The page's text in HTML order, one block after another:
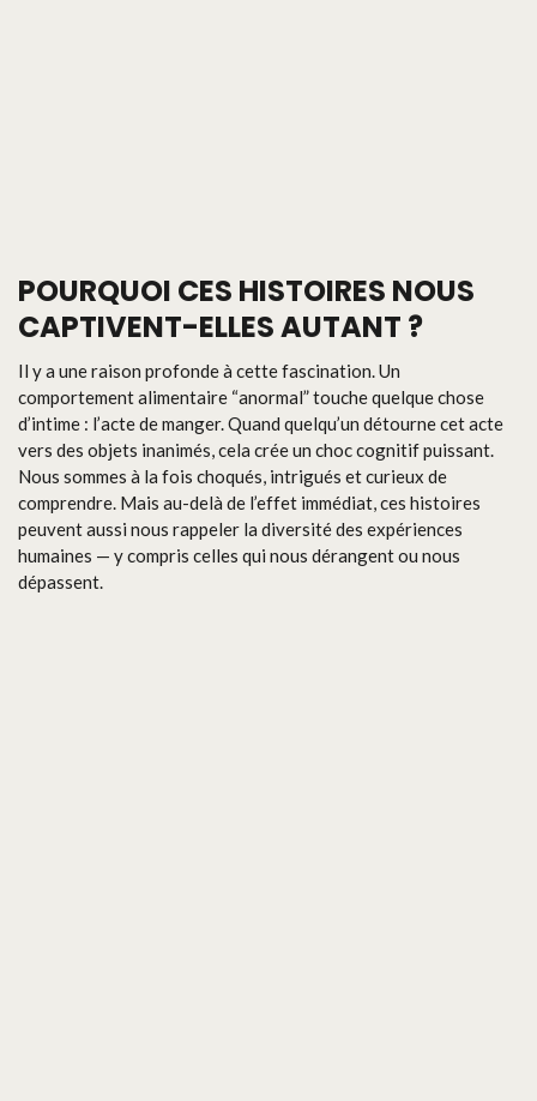
POURQUOI CES HISTOIRES NOUS
CAPTIVENT-ELLES AUTANT ?
Il y a une raison profonde à cette fascination. Un
comportement alimentaire “anormal” touche quelque chose
d’intime : l’acte de manger. Quand quelqu’un détourne cet acte
vers des objets inanimés, cela crée un choc cognitif puissant.
Nous sommes à la fois choqués, intrigués et curieux de
comprendre. Mais au-delà de l’effet immédiat, ces histoires
peuvent aussi nous rappeler la diversité des expériences
humaines — y compris celles qui nous dérangent ou nous
dépassent.